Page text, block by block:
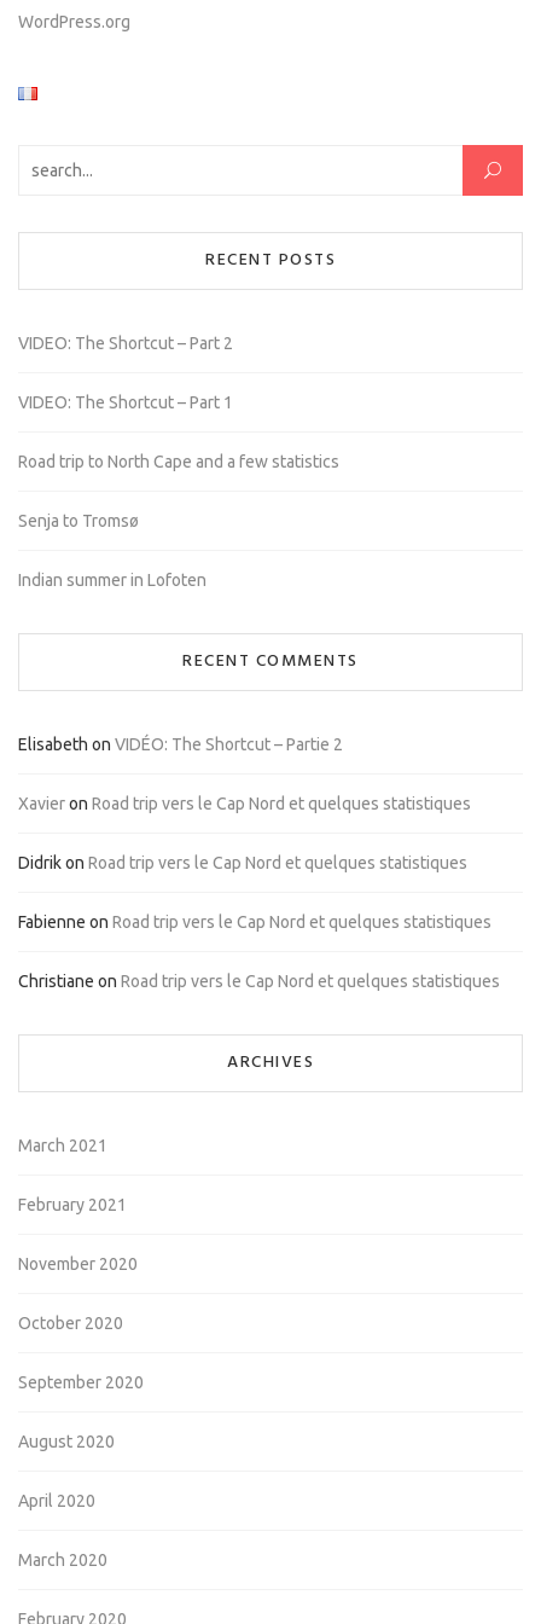
WordPress.org
RECENT POSTS
VIDEO: The Shortcut – Part 2
VIDEO: The Shortcut – Part 1
Road trip to North Cape and a few statistics
Senja to Tromsø
Indian summer in Lofoten
RECENT COMMENTS
Elisabeth on VIDÉO: The Shortcut – Partie 2
Xavieron Road trip vers le Cap Nord et quelques statistiques
Didrikon Road trip vers le Cap Nord et quelques statistiques
Fabienne on Road trip vers le Cap Nord et quelques statistiques
Christiane on Road trip vers le Cap Nord et quelques statistiques
ARCHIVES
March 2021
February 2021
November 2020
October 2020
September 2020
August 2020
April 2020
March 2020
February 2020